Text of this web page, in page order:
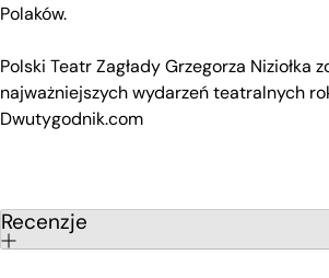
Polaków.
Polski Teatr Zagłady Grzegorza Niziołka
najważniejszych wydarzeń teatralnych
Dwutygodnik.com
Recenzje